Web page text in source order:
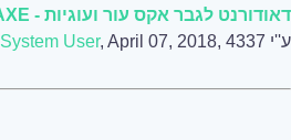
דאודורנט לגבר אקס עור ועוגיות - AXE
ע''י
System User, April 07, 2018, 4337 צפיות